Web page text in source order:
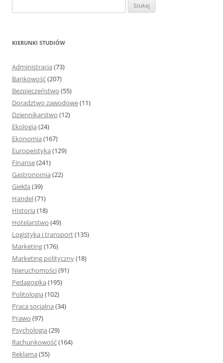
z
KIERUNKI STUDIÓW
Administracja (73)
Bankowość(207)
Bezpieczeństwo (55)
Doradztwo zawodowe(11)
Dziennikarstwo (12)
Ekologia (24)
Ekonomia (167)
Europeistyka (129)
Finanse(241)
Gastronomia (22)
Giełda (39)
Handel(71)
Historia (18)
Hotelarstwo (49)
Logistyka i transport(135)
Marketing(176)
Marketing polityczny(18)
Nieruchomości(91)
Pedagogika (195)
Politologia (102)
Praca socjalna (34)
Prawo (97)
Psychologia (29)
Rachunkowość(164)
Reklama (55)